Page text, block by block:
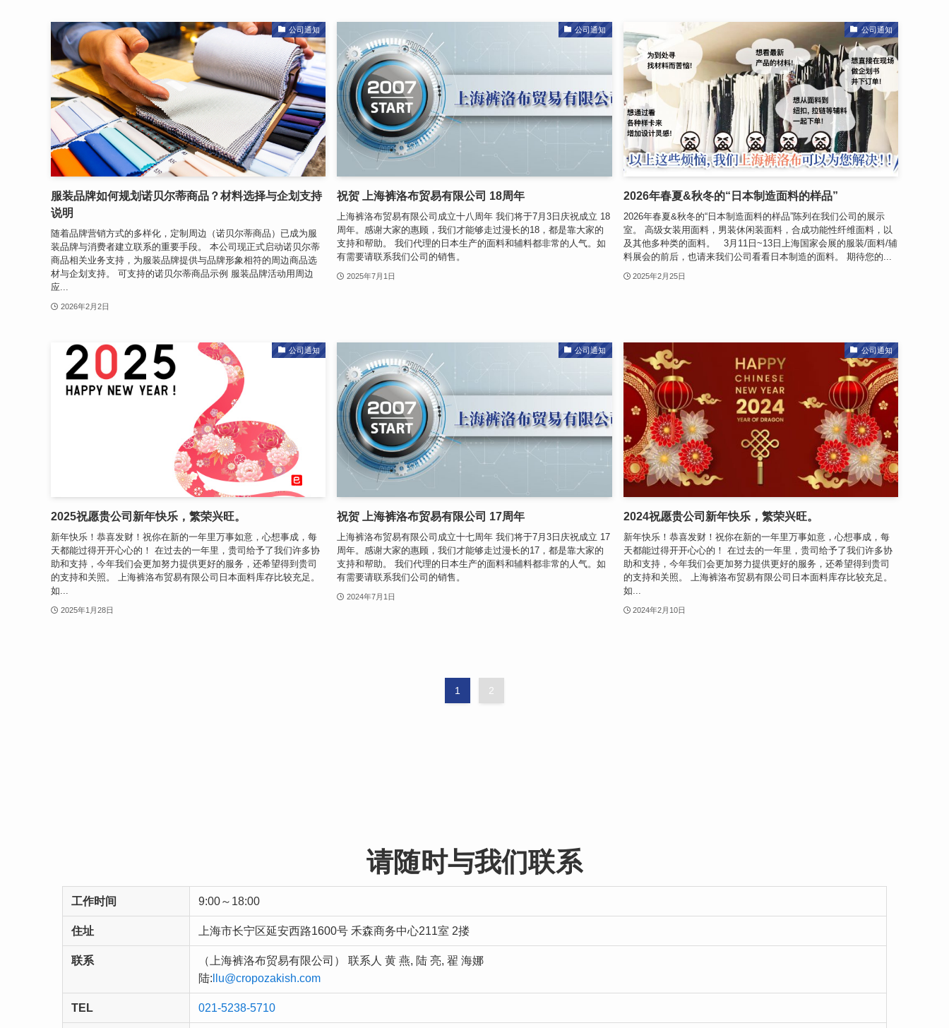
公司通知
服装品牌如何规划诺贝尔蒂商品？材料选择与企划支持
说明
随着品牌营销方式的多样化，定制周边（诺贝尔蒂商品）已成为服
装品牌与消费者建立联系的重要手段。 本公司现正式启动诺贝尔蒂
商品相关业务支持，为服装品牌提供与品牌形象相符的周边商品选
材与企划支持。 可支持的诺贝尔蒂商品示例 服装品牌活动用周边
应...
2026年2月2日
公司通知
祝贺 上海裤洛布贸易有限公司 18周年
上海裤洛布贸易有限公司成立十八周年 我们将于7月3日庆祝成立 18
周年。感谢大家的惠顾，我们才能够走过漫长的18，都是靠大家的
支持和帮助。 我们代理的日本生产的面料和辅料都非常的人气。如
有需要请联系我们公司的销售。
2025年7月1日
公司通知
2026年春夏&秋冬的“日本制造面料的样品”
2026年春夏&秋冬的“日本制造面料的样品”陈列在我们公司的展示
室。 高级女装用面料，男装休闲装面料，合成功能性纤维面料，以
及其他多种类的面料。 3月11日~13日上海国家会展的服装/面料/辅
料展会的前后，也请来我们公司看看日本制造的面料。 期待您的...
2025年2月25日
公司通知
2025祝愿贵公司新年快乐，繁荣兴旺。
新年快乐！恭喜发财！祝你在新的一年里万事如意，心想事成，每
天都能过得开开心心的！ 在过去的一年里，贵司给予了我们许多协
助和支持，今年我们会更加努力提供更好的服务，还希望得到贵司
的支持和关照。 上海裤洛布贸易有限公司日本面料库存比较充足。
如...
2025年1月28日
公司通知
祝贺 上海裤洛布贸易有限公司 17周年
上海裤洛布贸易有限公司成立十七周年 我们将于7月3日庆祝成立 17
周年。感谢大家的惠顾，我们才能够走过漫长的17，都是靠大家的
支持和帮助。 我们代理的日本生产的面料和辅料都非常的人气。如
有需要请联系我们公司的销售。
2024年7月1日
公司通知
2024祝愿贵公司新年快乐，繁荣兴旺。
新年快乐！恭喜发财！祝你在新的一年里万事如意，心想事成，每
天都能过得开开心心的！ 在过去的一年里，贵司给予了我们许多协
助和支持，今年我们会更加努力提供更好的服务，还希望得到贵司
的支持和关照。 上海裤洛布贸易有限公司日本面料库存比较充足。
如...
2024年2月10日
1 2
请随时与我们联系
工作时间 9:00～18:00
住址 上海市长宁区延安西路1600号 禾森商务中心211室 2搂
联系
（上海裤洛布贸易有限公司） 联系人 黄 燕, 陆 亮, 翟 海娜
陆: llu@cropozakish.com
TEL 021-5238-5710